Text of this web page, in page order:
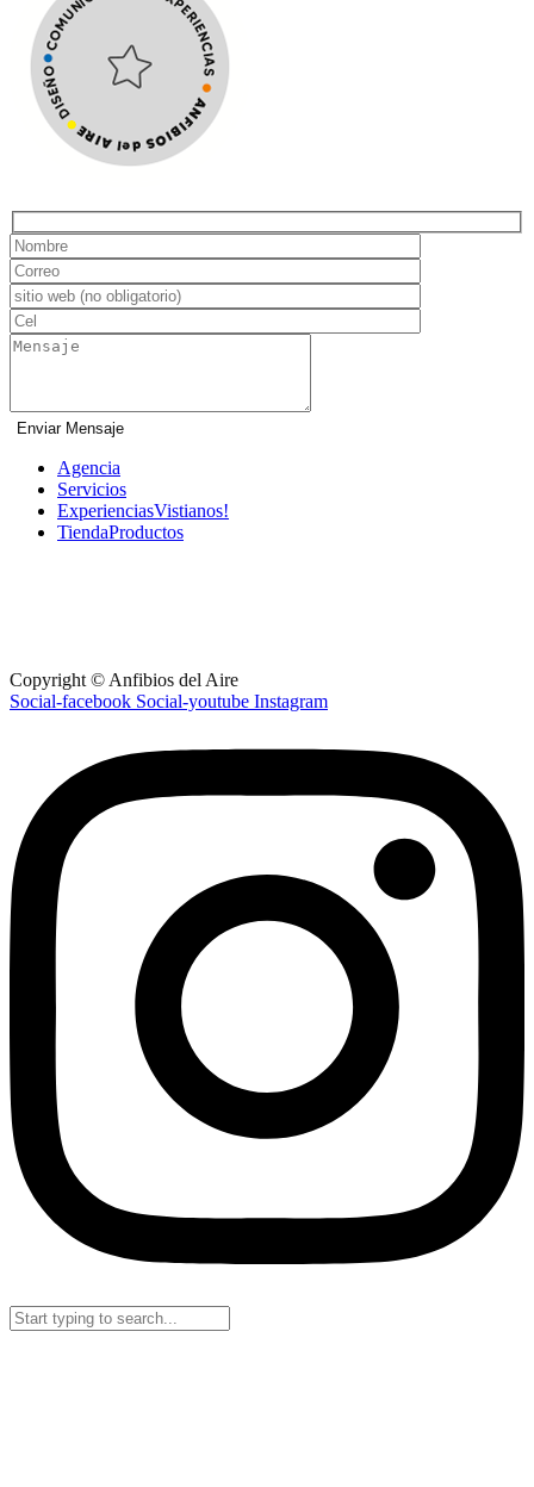
Hidden
fields
Agencia
Servicios
ExperienciasVistianos!
TiendaProductos
Copyright © Anfibios del Aire
Social-facebook Social-youtube Instagram